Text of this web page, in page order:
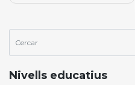
Nivells educatius